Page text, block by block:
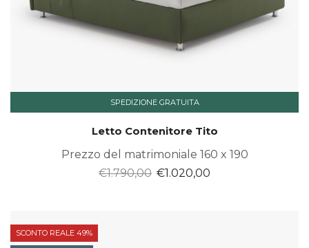
SPEDIZIONE GRATUITA
Letto Contenitore Tito
Prezzo del matrimoniale 160 x 190
€1.790,00 Il
€1.020,00
SCONTO REALE 49%